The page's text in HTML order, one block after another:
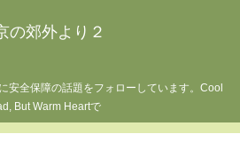
の郊外より２
安全保障の話題をフォローしています。Cool
But Warm Heartで